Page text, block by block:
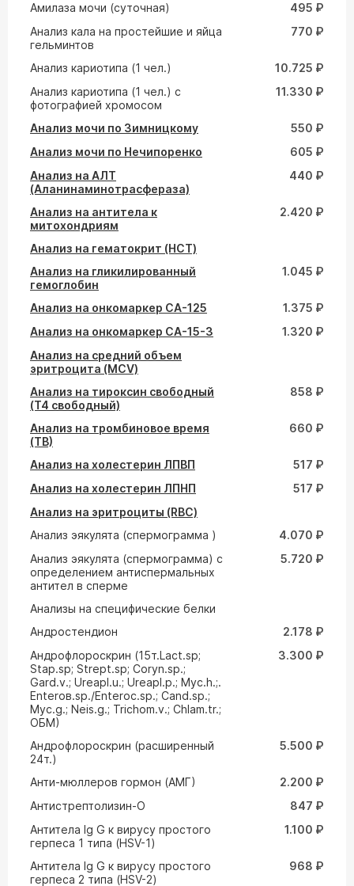
Амилаза мочи (суточная)
495 ₽
Анализ кала на простейшие и яйца
гельминтов
770 ₽
Анализ кариотипа (1 чел.)
10.725 ₽
Анализ кариотипа (1 чел.) с
фотографией хромосом
11.330 ₽
Анализ мочи по Зимницкому
550 ₽
Анализ мочи по Нечипоренко
605 ₽
Анализ на АЛТ
(Аланинаминотрасфераза)
440 ₽
Анализ на антитела к
митохондриям
2.420 ₽
Анализ на гематокрит (HCT)
Анализ на гликилированный
гемоглобин
1.045 ₽
Анализ на онкомаркер СА-125
1.375 ₽
Анализ на онкомаркер СА-15-3
1.320 ₽
Анализ на средний объем
эритроцита (MCV)
Анализ на тироксин свободный
(Т4 свободный)
858 ₽
Анализ на тромбиновое время
(ТВ)
660 ₽
Анализ на холестерин ЛПВП
517 ₽
Анализ на холестерин ЛПНП
517 ₽
Анализ на эритроциты (RBC)
Анализ эякулята (спермограмма )
4.070 ₽
Анализ эякулята (спермограмма) с
определением антиспермальных
антител в сперме
5.720 ₽
Анализы на специфические белки
Андростендион
2.178 ₽
Андрофлороскрин (15т.Lact.sp;
Stap.sp; Strept.sp; Coryn.sp.;
Gard.v.; Ureapl.u.; Ureapl.p.; Myc.h.;.
Enteroв.sp./Enteroc.sp.; Cand.sp.;
Myc.g.; Neis.g.; Trichom.v.; Chlam.tr.;
ОБМ)
3.300 ₽
Андрофлороскрин (расширенный
24т.)
5.500 ₽
Анти-мюллеров гормон (АМГ)
2.200 ₽
Антистрептолизин-О
847 ₽
Антитела Ig G к вирусу простого
герпеса 1 типа (HSV-1)
1.100 ₽
Антитела Ig G к вирусу простого
герпеса 2 типа (HSV-2)
968 ₽